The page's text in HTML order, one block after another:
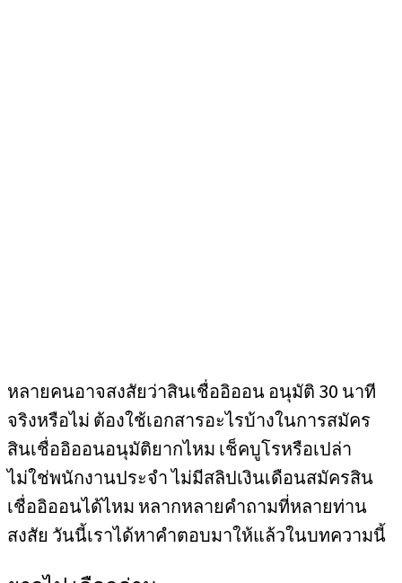
หลายคนอาจสงสัยว่าสินเชื่ออิออน อนุมัติ 30 นาที
จริงหรือไม่ ต้องใช้เอกสารอะไรบ้างในการสมัคร
สินเชื่ออิออนอนุมัติยากไหม เช็คบูโรหรือเปล่า
ไม่ใช่พนักงานประจำ ไม่มีสลิปเงินเดือนสมัครสิน
เชื่ออิออนได้ไหม หลากหลายคำถามที่หลายท่าน
สงสัย วันนี้เราได้หาคำตอบมาให้แล้วในบทความนี้